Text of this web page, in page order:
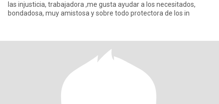
las injusticia, trabajadora ,me gusta ayudar a los necesitados,
bondadosa, muy amistosa y sobre todo protectora de los in